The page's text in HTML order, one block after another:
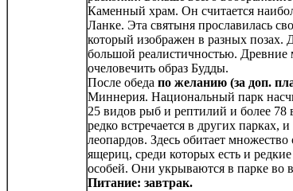
Каменный храм. Он считается
Ланке. Эта святыня прославилась
который изображен в разных позах.
большой реалистичностью. Древние
очеловечить образ Будды.
После обеда по желанию (за доп.
Миннерия. Национальный парк
25 видов рыб и рептилий и более 78
редко встречается в других
леопардов. Здесь обитает
ящериц, среди которых есть и
особей. Они укрываются в парке во
Питание: завтрак.